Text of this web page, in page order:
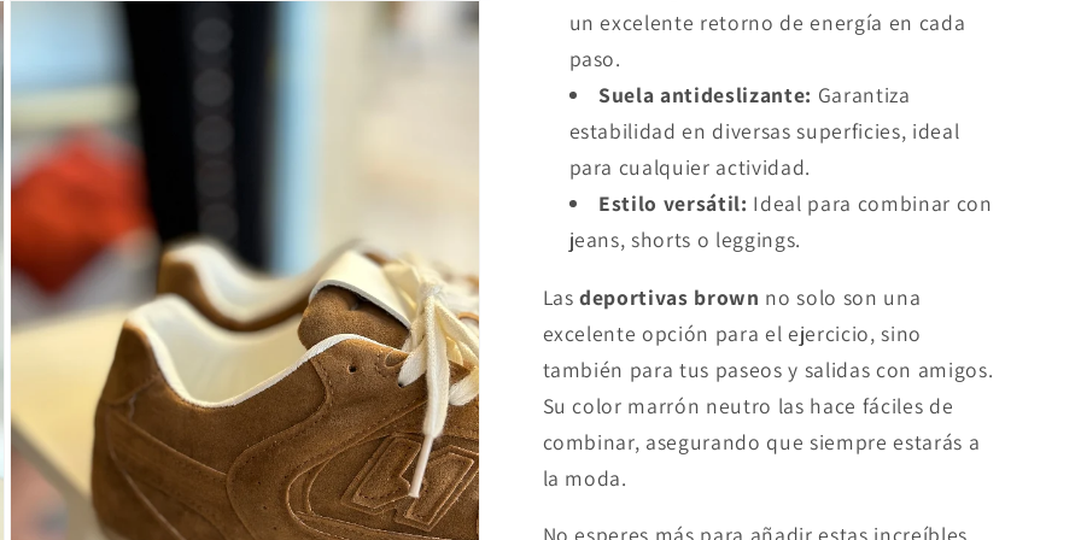
un excelente retorno de energía en cada
paso.
Suela antideslizante: Garantiza
estabilidad en diversas superficies, ideal
para cualquier actividad.
Estilo versátil: Ideal para combinar con
jeans, shorts o leggings.
Lasdeportivas brown no solo son una
excelente opción para el ejercicio, sino
también para tus paseos y salidas con amigos.
Su color marrón neutro las hace fáciles de
combinar, asegurando que siempre estarás a
la moda.